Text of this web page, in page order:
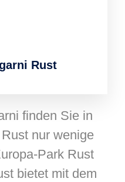
Rust
finden Sie in
nur wenige
Park Rust
bietet mit dem